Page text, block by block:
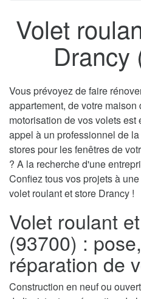
Volet
Drancy
Vous prévoyez de faire
appartement, de votre
motorisation de vos volets
appel à un professionnel de
stores pour les fenêtres de
? A la recherche d'une
Confiez tous vos projets à
volet roulant et store Drancy !
Volet roulant
(93700) :
réparation de
Construction en neuf ou